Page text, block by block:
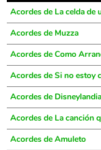
Acordes de La celda de
Acordes de Muzza
Acordes de Como
Acordes de Si no estoy
Acordes de Disneylandia
Acordes de La canción
Acordes de Amuleto